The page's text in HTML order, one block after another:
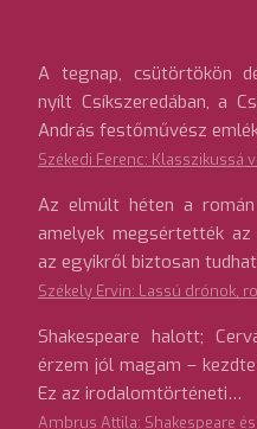
A tegnap, csütörtökön
nyílt Csíkszeredában, a
András festőművész
Székedi Ferenc: Klasszikussá
Az elmúlt héten a
amelyek megsértették
az egyikről biztosan
Székely Ervin: Lassú drónok,
Shakespeare halott;
érzem jól magam –
Ez az irodalomtörténeti…
Ambrus Attila: Shakespeare